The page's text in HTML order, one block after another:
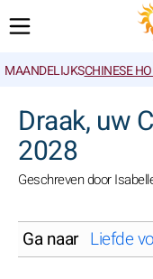
MAANDELIJKSCHINESE
Draak, uw
2028
Geschreven door
Ga naar Liefde